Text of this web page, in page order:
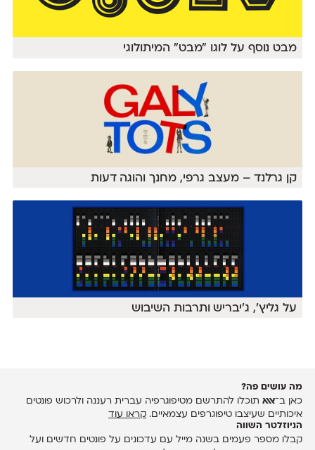
מבט נוסף על לוגו ״מבט״ המיתולוגי
קן גרלנד – מעצב גרפי, מחנך והוגה דעות
על גליץ', ג׳יבריש ותרבות השיבוש
מה עושים פה?
כאן ב־אאאתוכלו להתרשם מטיפוגרפיה עברית רעננה ולרכוש פונטים
איכותיים שעיצבו טיפוגרפים עצמאיים. קראו עוד
הניוזלטר השווה
קבלו מספר פעמים בשנה מייל עם עדכונים על פונטים חדשים ועל